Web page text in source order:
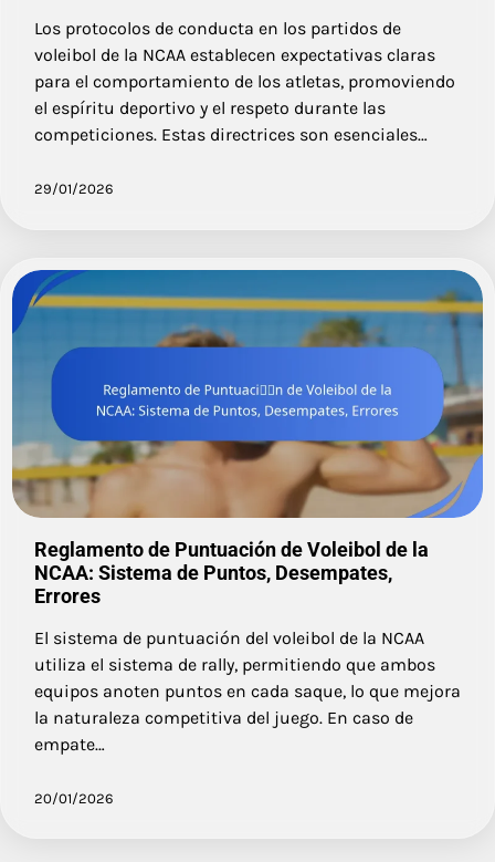
Los protocolos de conducta en los partidos de
voleibol de la NCAA establecen expectativas claras
para el comportamiento de los atletas, promoviendo
el espíritu deportivo y el respeto durante las
competiciones. Estas directrices son esenciales…
29/01/2026
Reglamento de Puntuación de Voleibol de la
NCAA: Sistema de Puntos, Desempates,
Errores
El sistema de puntuación del voleibol de la NCAA
utiliza el sistema de rally, permitiendo que ambos
equipos anoten puntos en cada saque, lo que mejora
la naturaleza competitiva del juego. En caso de
empate…
20/01/2026